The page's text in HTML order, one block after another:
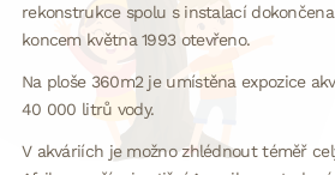
rekonstrukce spolu s instalací
koncem května 1993 otevřeno.
Na ploše 360m2 je umístěna expozice
40 000 litrů vody.
V akváriích je možno zhlédnout téměř